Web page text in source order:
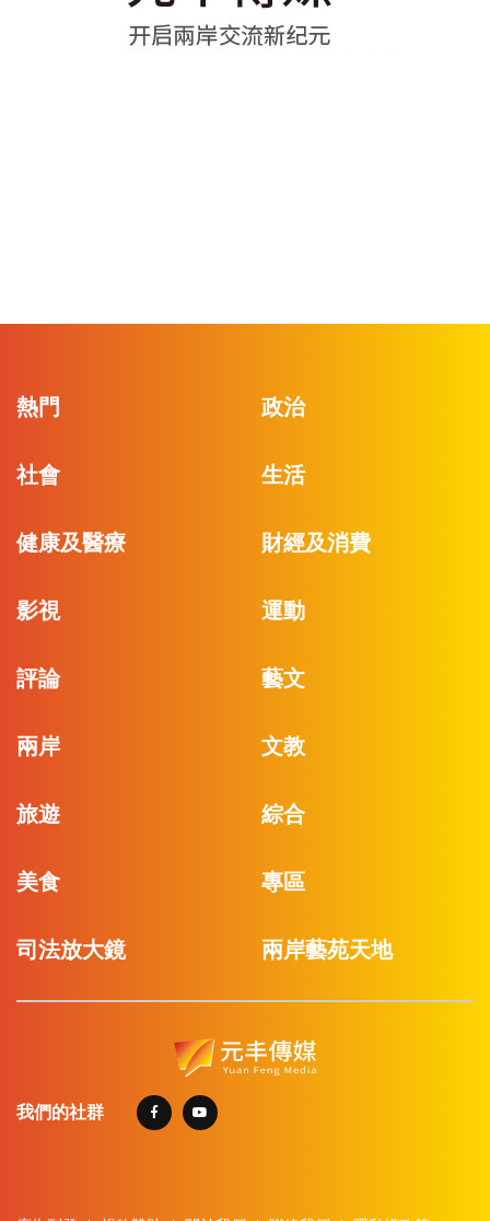
熱門 政治
社會 生活
健康及醫療 財經及消費
影視 運動
評論 藝文
兩岸 文教
旅遊 綜合
美食 專區
司法放大鏡 兩岸藝苑天地
我們的社群